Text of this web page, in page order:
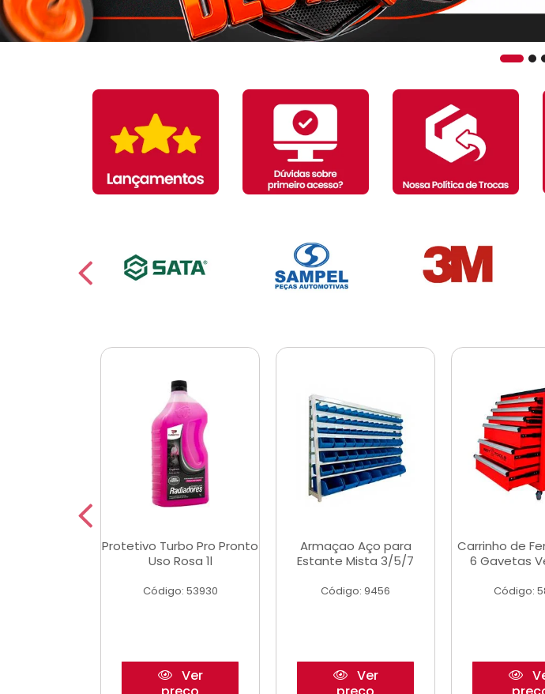
Protetivo Turbo Pro Pronto
Uso Rosa 1l
Código: 53930
Ver
Armaçao Aço para
Estante Mista 3/5/7
Código: 9456
Ver
Carrinho de
6 Gavetas
Código: